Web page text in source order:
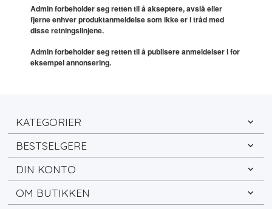
Admin forbeholder seg retten til å akseptere, avslå eller
fjerne enhver produktanmeldelse som ikke er i tråd med
disse retningslinjene.
Admin forbeholder seg retten til å publisere anmeldelser i for
eksempel annonsering.
KATEGORIER
BESTSELGERE
DIN KONTO
OM BUTIKKEN